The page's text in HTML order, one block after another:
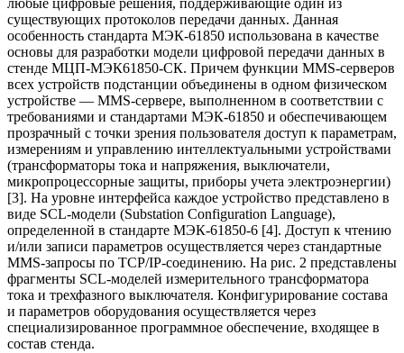
любые цифровые решения, поддерживающие один из
существующих протоколов передачи данных. Данная
особенность стандарта МЭК-61850 использована в качестве
основы для разработки модели цифровой передачи данных в
стенде МЦП-МЭК61850-СК. Причем функции MMS-серверов
всех устройств подстанции объединены в одном физическом
устройстве — MMS-сервере, выполненном в соответствии с
требованиями и стандартами МЭК-61850 и обеспечивающем
прозрачный с точки зрения пользователя доступ к параметрам,
измерениям и управлению интеллектуальными устройствами
(трансформаторы тока и напряжения, выключатели,
микропроцессорные защиты, приборы учета электроэнергии)
[3]. На уровне интерфейса каждое устройство представлено в
виде SCL-модели (Substation Configuration Language),
определенной в стандарте МЭК-61850-6 [4]. Доступ к чтению
и/или записи параметров осуществляется через стандартные
MMS-запросы по TCP/IP-соединению. На рис. 2 представлены
фрагменты SCL-моделей измерительного трансформатора
тока и трехфазного выключателя. Конфигурирование состава
и параметров оборудования осуществляется через
специализированное программное обеспечение, входящее в
состав стенда.